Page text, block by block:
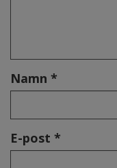
Namn *
E-post *